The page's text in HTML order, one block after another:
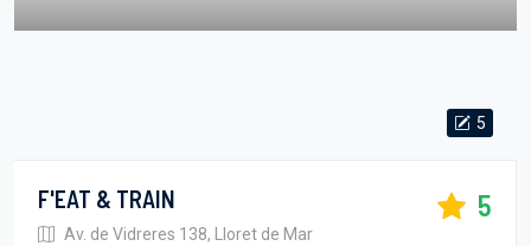
5
F'EAT & TRAIN
Av. de Vidreres 138, Lloret de Mar
5